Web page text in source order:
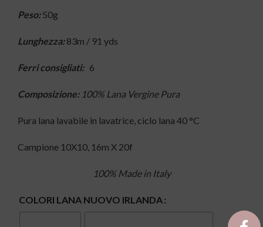
Peso:50g
Lunghezza:83m / 91 yds
Ferri consigliati: 6
Composizione: 100% Lana Vergine Pura
Pura lana lavabile in lavatrice, ciclo lana 40 °C
Campione 10X10, 16m X 20f
100% Made in Italy
COLORI LANA NUOVO IRLANDA